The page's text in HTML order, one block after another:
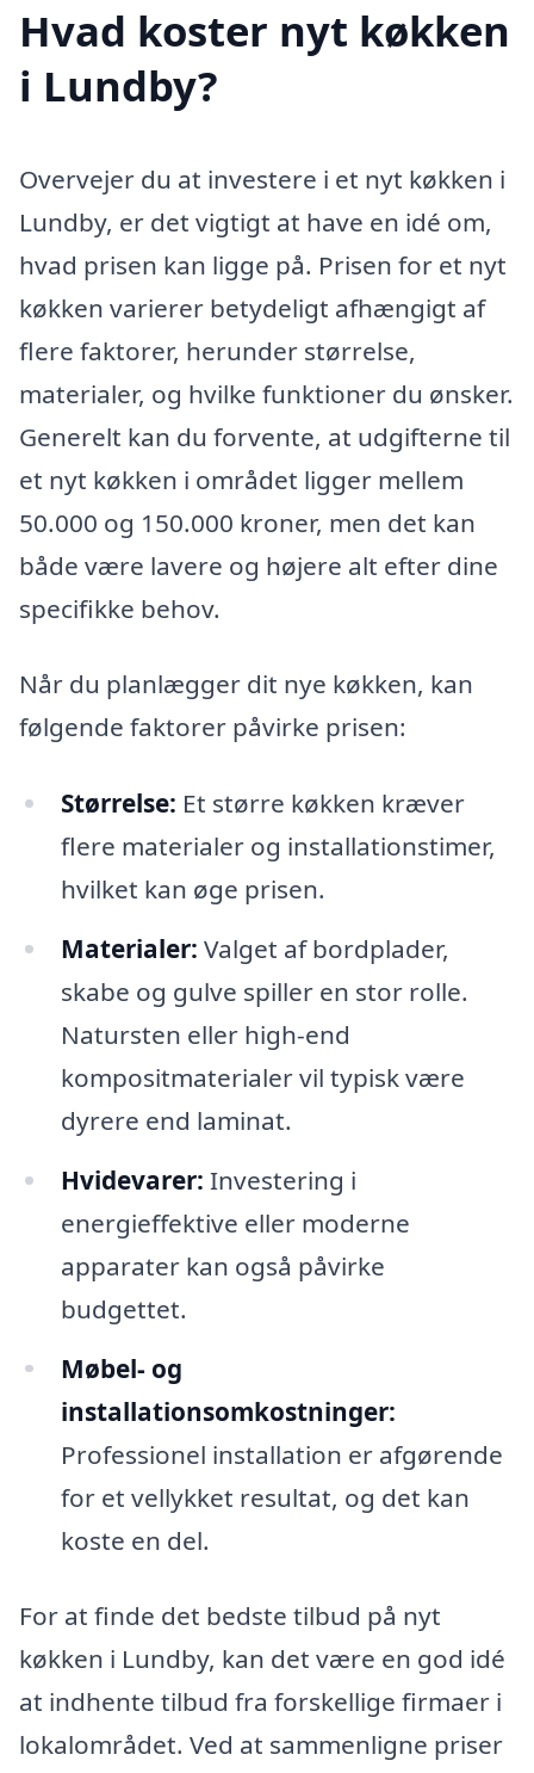
Hvad koster nyt køkken
i Lundby?
Overvejer du at investere i et nyt køkken i
Lundby, er det vigtigt at have en idé om,
hvad prisen kan ligge på. Prisen for et nyt
køkken varierer betydeligt afhængigt af
flere faktorer, herunder størrelse,
materialer, og hvilke funktioner du ønsker.
Generelt kan du forvente, at udgifterne til
et nyt køkken i området ligger mellem
50.000 og 150.000 kroner, men det kan
både være lavere og højere alt efter dine
specifikke behov.
Når du planlægger dit nye køkken, kan
følgende faktorer påvirke prisen:
Størrelse: Et større køkken kræver
flere materialer og installationstimer,
hvilket kan øge prisen.
Materialer: Valget af bordplader,
skabe og gulve spiller en stor rolle.
Natursten eller high-end
kompositmaterialer vil typisk være
dyrere end laminat.
Hvidevarer: Investering i
energieffektive eller moderne
apparater kan også påvirke
budgettet.
Møbel- og
installationsomkostninger:
Professionel installation er afgørende
for et vellykket resultat, og det kan
koste en del.
For at finde det bedste tilbud på nyt
køkken i Lundby, kan det være en god idé
at indhente tilbud fra forskellige firmaer i
lokalområdet. Ved at sammenligne priser